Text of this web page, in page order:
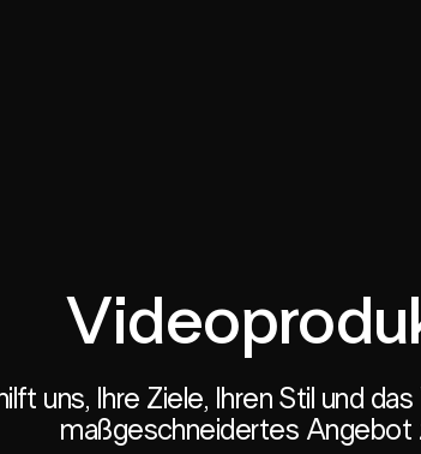
uns, Ihre Ziele, Ihren Stil und
maßgeschneidertes Angebot